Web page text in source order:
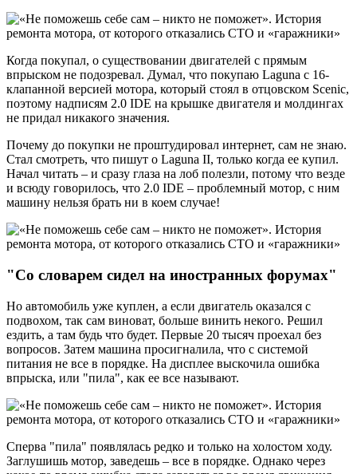
Когда покупал, о существовании двигателей с прямым
впрыском не подозревал. Думал, что покупаю Laguna с 16-
клапанной версией мотора, который стоял в отцовском Scenic,
поэтому надписям 2.0 IDE на крышке двигателя и молдингах
не придал никакого значения.
Почему до покупки не проштудировал интернет, сам не знаю.
Стал смотреть, что пишут о Laguna II, только когда ее купил.
Начал читать – и сразу глаза на лоб полезли, потому что везде
и всюду говорилось, что 2.0 IDE – проблемный мотор, с ним
машину нельзя брать ни в коем случае!
"Со словарем сидел на иностранных форумах"
Но автомобиль уже куплен, а если двигатель оказался с
подвохом, так сам виноват, больше винить некого. Решил
ездить, а там будь что будет. Первые 20 тысяч проехал без
вопросов. Затем машина просигналила, что с системой
питания не все в порядке. На дисплее выскочила ошибка
впрыска, или "пила", как ее все называют.
Сперва "пила" появлялась редко и только на холостом ходу.
Заглушишь мотор, заведешь – все в порядке. Однако через